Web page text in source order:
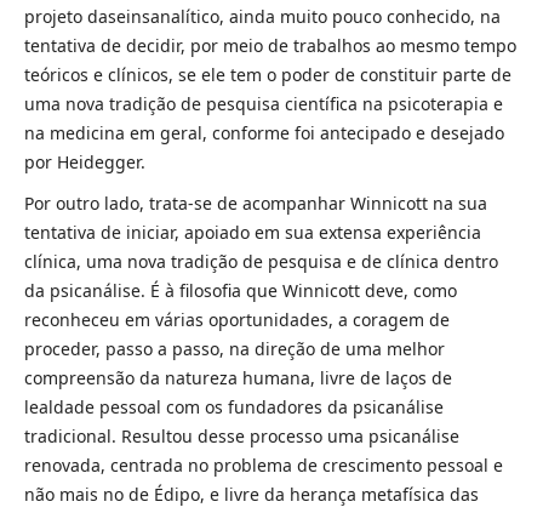
projeto daseinsanalítico, ainda muito pouco conhecido, na
tentativa de decidir, por meio de trabalhos ao mesmo tempo
teóricos e clínicos, se ele tem o poder de constituir parte de
uma nova tradição de pesquisa científica na psicoterapia e
na medicina em geral, conforme foi antecipado e desejado
por Heidegger.
Por outro lado, trata-se de acompanhar Winnicott na sua
tentativa de iniciar, apoiado em sua extensa experiência
clínica, uma nova tradição de pesquisa e de clínica dentro
da psicanálise. É à filosofia que Winnicott deve, como
reconheceu em várias oportunidades, a coragem de
proceder, passo a passo, na direção de uma melhor
compreensão da natureza humana, livre de laços de
lealdade pessoal com os fundadores da psicanálise
tradicional. Resultou desse processo uma psicanálise
renovada, centrada no problema de crescimento pessoal e
não mais no de Édipo, e livre da herança metafísica das